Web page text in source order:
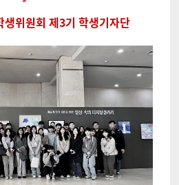
생위원회 제3기 학생기자단